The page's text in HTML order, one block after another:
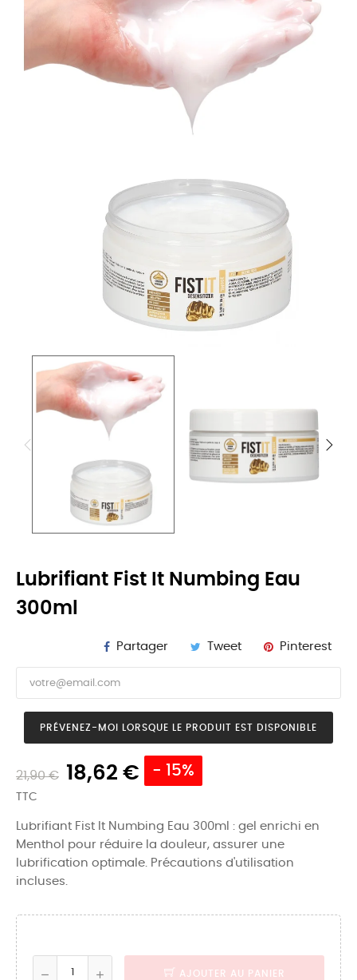
Lubrifiant Fist It Numbing Eau
300ml
Partager Tweet Pinterest
PRÉVENEZ-MOI LORSQUE LE PRODUIT EST DISPONIBLE
21,90 € 18,62 € - 15%
TTC
Lubrifiant Fist It Numbing Eau 300ml : gel enrichi en
Menthol pour réduire la douleur, assurer une
lubrification optimale. Précautions d'utilisation
incluses.
AJOUTER AU PANIER